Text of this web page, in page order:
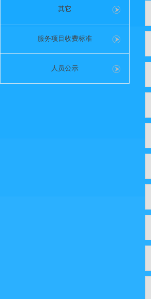
其它
服务项目收费标准
人员公示